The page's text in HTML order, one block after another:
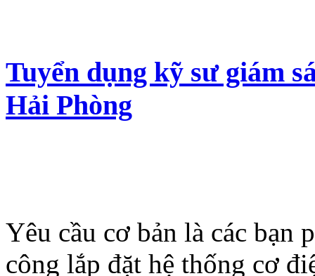
Tuyển dụng kỹ sư giám
Hải Phòng
Yêu cầu cơ bản là các bạn
công lắp đặt hệ thống cơ